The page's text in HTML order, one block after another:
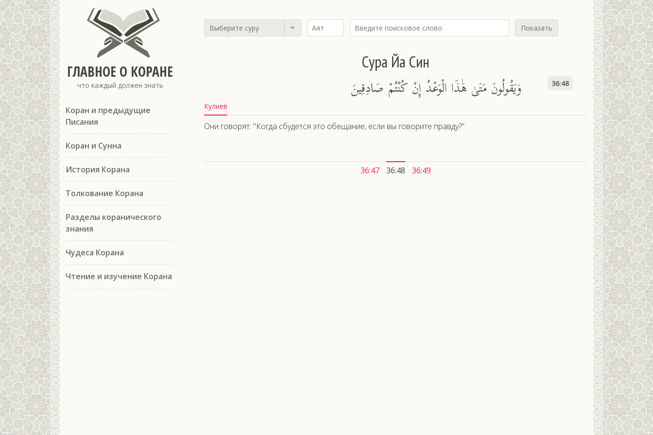
ГЛАВНОЕ О КОРАНЕ
что каждый должен знать
Коран и предыдущие
Писания
Коран и Сунна
История Корана
Толкование Корана
Разделы коранического
знания
Чудеса Корана
Чтение и изучение Корана
Выберите суру Показать
Сура Йа Син
وَيَقُولُونَ مَتَىٰ هَٰذَا الْوَعْدُ إِنْ كُنْتُمْ صَادِقِينَ 36:48
Кулиев
Они говорят: "Когда сбудется это обещание, если вы говорите правду?"
36:47 36:48 36:49